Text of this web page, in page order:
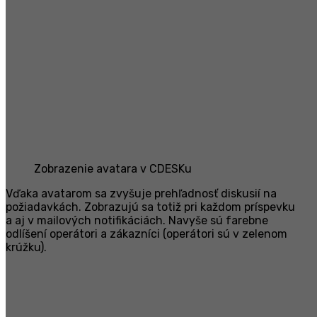
Zobrazenie avatara v CDESKu
Vďaka avatarom sa zvyšuje prehľadnosť diskusií na
požiadavkách. Zobrazujú sa totiž pri každom príspevku
a aj v mailových notifikáciách. Navyše sú farebne
odlíšení operátori a zákazníci (operátori sú v zelenom
krúžku).